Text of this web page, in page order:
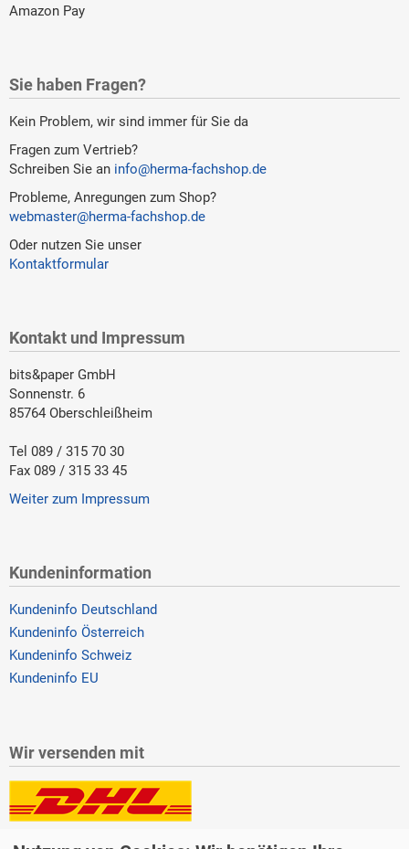
Amazon Pay
Sie haben Fragen?
Kein Problem, wir sind immer für Sie da
Fragen zum Vertrieb?
Schreiben Sie an info@herma-fachshop.de
Probleme, Anregungen zum Shop?
webmaster@herma-fachshop.de
Oder nutzen Sie unser
Kontaktformular
Kontakt und Impressum
bits&paper GmbH
Sonnenstr. 6
85764 Oberschleißheim
Tel 089 / 315 70 30
Fax 089 / 315 33 45
Weiter zum Impressum
Kundeninformation
Kundeninfo Deutschland
Kundeninfo Österreich
Kundeninfo Schweiz
Kundeninfo EU
Wir versenden mit